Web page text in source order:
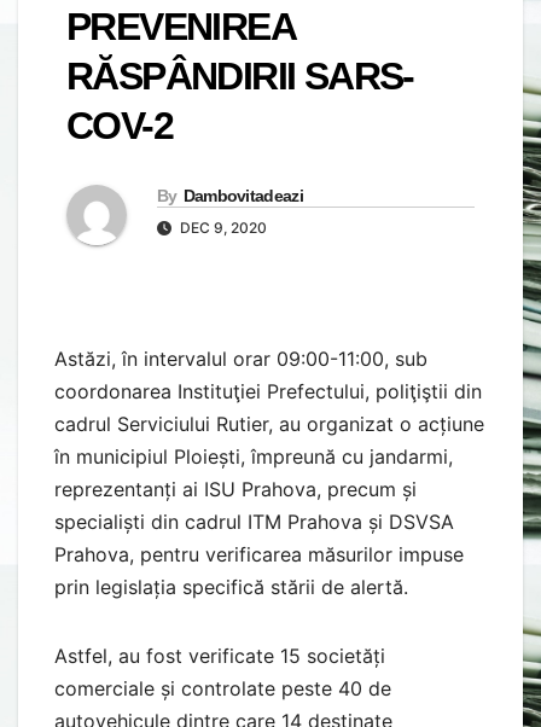
PREVENIREA
RĂSPÂNDIRII SARS-
COV-2
By Dambovitadeazi
DEC 9, 2020
Astăzi, în intervalul orar 09:00-11:00, sub
coordonarea Instituţiei Prefectului, poliţiştii din
cadrul Serviciului Rutier, au organizat o acțiune
în municipiul Ploiești, împreună cu jandarmi,
reprezentanți ai ISU Prahova, precum și
specialiști din cadrul ITM Prahova și DSVSA
Prahova, pentru verificarea măsurilor impuse
prin legislația specifică stării de alertă.
Astfel, au fost verificate 15 societăți
comerciale și controlate peste 40 de
autovehicule dintre care 14 destinate